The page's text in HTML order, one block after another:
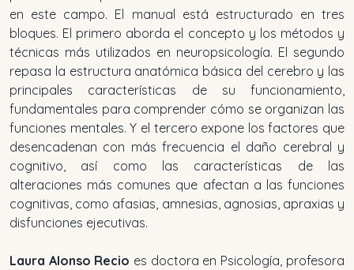
en este campo. El manual está estructurado en tres
bloques. El primero aborda el concepto y los métodos y
técnicas más utilizados en neuropsicología. El segundo
repasa la estructura anatómica básica del cerebro y las
principales características de su funcionamiento,
fundamentales para comprender cómo se organizan las
funciones mentales. Y el tercero expone los factores que
desencadenan con más frecuencia el daño cerebral y
cognitivo, así como las características de las
alteraciones más comunes que afectan a las funciones
cognitivas, como afasias, amnesias, agnosias, apraxias y
disfunciones ejecutivas.
Laura Alonso Recio es doctora en Psicología, profesora